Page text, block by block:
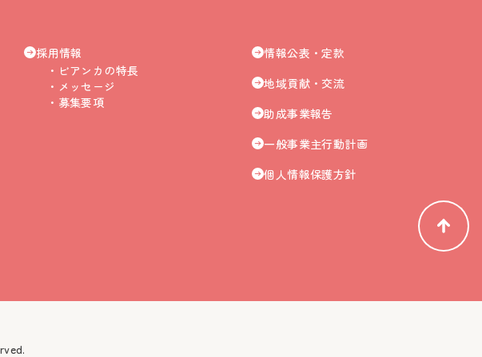
採用情報
ビアンカの特長
メッセージ
募集要項
情報公表・定款
地域貢献・交流
助成事業報告
一般事業主行動計画
個人情報保護方針